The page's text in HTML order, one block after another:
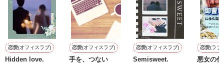
やっと君との
約束を守れる気がした
作品を読む
恋をして、
初めて知る感情もある。
恋愛(オフィスラブ)
Hidden love.
恋愛(オフィスラブ)
手を、つない
恋愛(オフィスラブ)
Semisweet.
恋愛(ラブ
悪女の